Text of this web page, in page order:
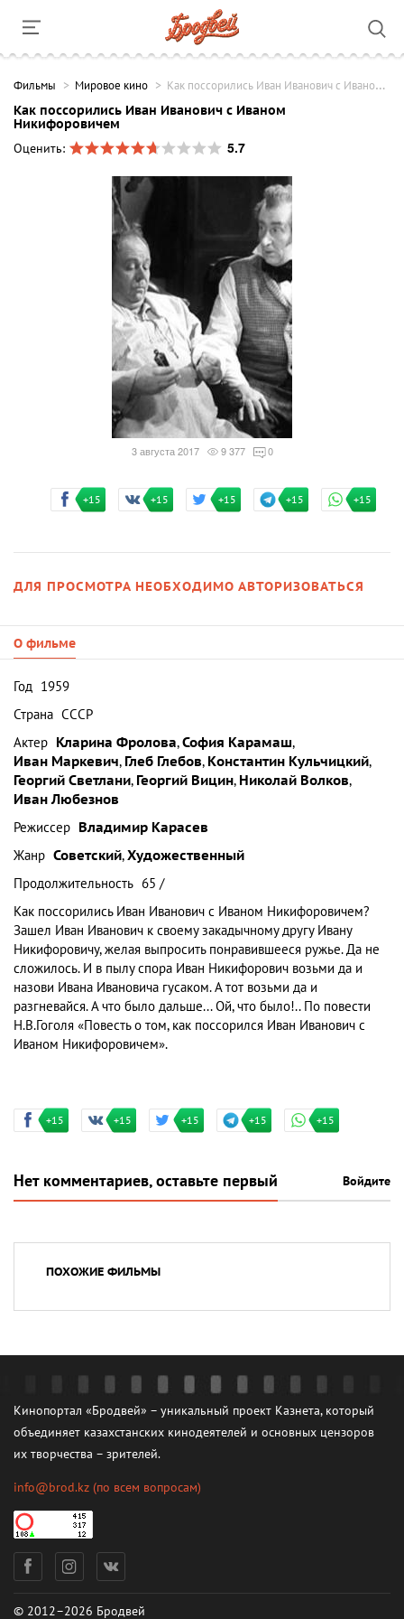
Фильмы Мировое кино Как поссорились Иван Иванович с Иваном Никифоровичем
Как поссорились Иван Иванович с Иваном
Никифоровичем
Оценить:
5.7
3 августа 2017 9 377 0
+15 +15 +15 +15 +15
ДЛЯ ПРОСМОТРА НЕОБХОДИМО АВТОРИЗОВАТЬСЯ
О фильме
Год 1959
Страна СССР
Актер Кларина Фролова,София Карамаш,
Иван Маркевич, Глеб Глебов, Константин Кульчицкий,
Георгий Светлани, Георгий Вицин, Николай Волков,
Иван Любезнов
Режиссер Владимир Карасев
Жанр Советский,Художественный
Продолжительность 65 /
Как поссорились Иван Иванович с Иваном Никифоровичем?
Зашел Иван Иванович к своему закадычному другу Ивану
Никифоровичу, желая выпросить понравившееся ружье. Да не
сложилось. И в пылу спора Иван Никифорович возьми да и
назови Ивана Ивановича гусаком. А тот возьми да и
разгневайся. А что было дальше... Ой, что было!.. По повести
Н.В.Гоголя «Повесть о том, как поссорился Иван Иванович с
Иваном Никифоровичем».
+15 +15 +15 +15 +15
Нет комментариев, оставьте первый Войдите
ПОХОЖИЕ ФИЛЬМЫ
Кинопортал «Бродвей» – уникальный проект Казнета, который
объединяет казахстанских кинодеятелей и основных цензоров
их творчества – зрителей.
info@brod.kz (по всем вопросам)
© 2012–2026 Бродвей